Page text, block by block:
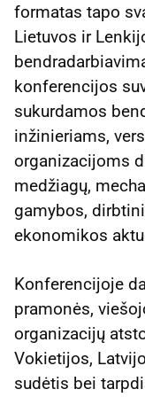
formatas tapo
Lietuvos ir
konferencijos
sukurdamos
inžinieriams,
organizacijoms
medžiagų,
gamybos,
ekonomikos
Konferencijoje
pramonės,
organizacijų
Vokietijos,
sudėtis bei